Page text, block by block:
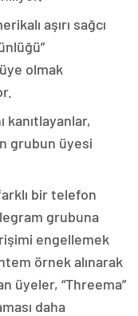
aşırı sağcı
olmak
kanıtlayanlar,
grubun üyesi
bir telefon
grubuna
engellemek
örnek alınarak
üyeler, “Threema”
daha